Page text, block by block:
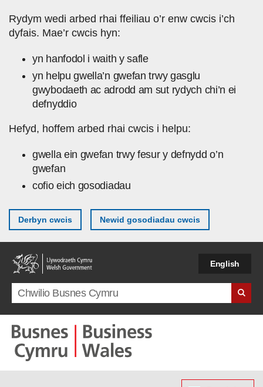
Rydym wedi arbed rhai ffeiliau o’r enw cwcis i’ch
dyfais. Mae’r cwcis hyn:
yn hanfodol i waith y safle
yn helpu gwella’n gwefan trwy gasglu
gwybodaeth ac adrodd am sut rydych chi’n ei
defnyddio
Hefyd, hoffem arbed rhai cwcis i helpu:
gwella ein gwefan trwy fesur y defnydd o’n
gwefan
cofio eich gosodiadau
Derbyn cwcis Newid gosodiadau cwcis
English
Search term